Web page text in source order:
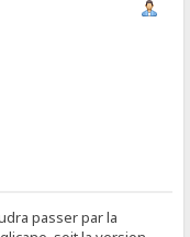
passer par la